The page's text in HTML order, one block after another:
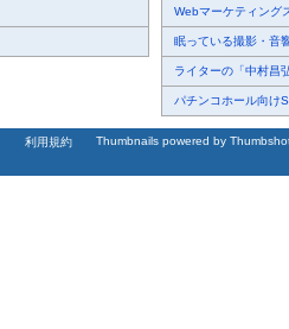
Webマーケティング
眠っている撮影・音
ライターの「中村昌
パチンコホール向け
利用規約 Thumbnails powered by